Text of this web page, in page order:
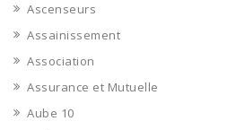
Ascenseurs
Assainissement
Association
Assurance et Mutuelle
Aube 10